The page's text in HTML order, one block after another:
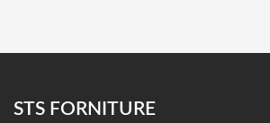
STS FORNITURE